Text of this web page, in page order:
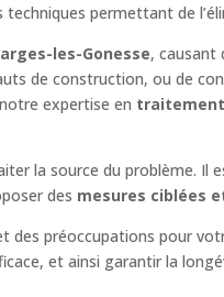
permettant de
les-Gonesse, causant
de construction, ou de
expertise en
la source du problème. Il
des mesures ciblées
des préoccupations pour
et ainsi garantir la